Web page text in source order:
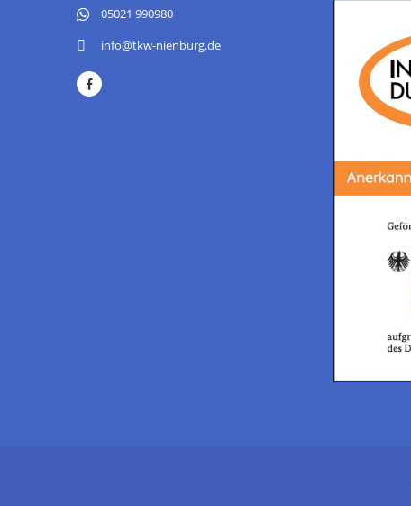
05021 990980
info@tkw-nienburg.de